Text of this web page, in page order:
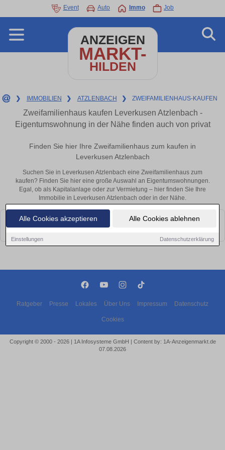
Alle Cookies akzeptieren Alle Cookies ablehnen
Einstellungen Datenschutzerklärung
Event Auto Immo Job
ANZEIGEN
MARKT-
HILDEN
❯ IMMOBILIEN ❯ ATZLENBACH ❯ ZWEIFAMILIENHAUS-KAUFEN
Zweifamilienhaus kaufen Leverkusen Atzlenbach -
Eigentumswohnung in der Nähe finden auch von privat
Finden Sie hier Ihre Zweifamilienhaus zum kaufen in
Leverkusen Atzlenbach
Suchen Sie in Leverkusen Atzlenbach eine Zweifamilienhaus zum
kaufen? Finden Sie hier eine große Auswahl an Eigentumswohnungen.
Egal, ob als Kapitalanlage oder zur Vermietung – hier finden Sie Ihre
Immobilie in Leverkusen Atzlenbach oder in der Nähe.
Leider konnten wir derzeit keine passenden Objekte finden. Schauen Sie
bald wieder vorbei!
Ratgeber Presse Lokales Über Uns Impressum Datenschutz
Cookies
Copyright © 2000 - 2026 | 1A Infosysteme GmbH | Content by: 1A-Anzeigenmarkt.de
07.08.2026